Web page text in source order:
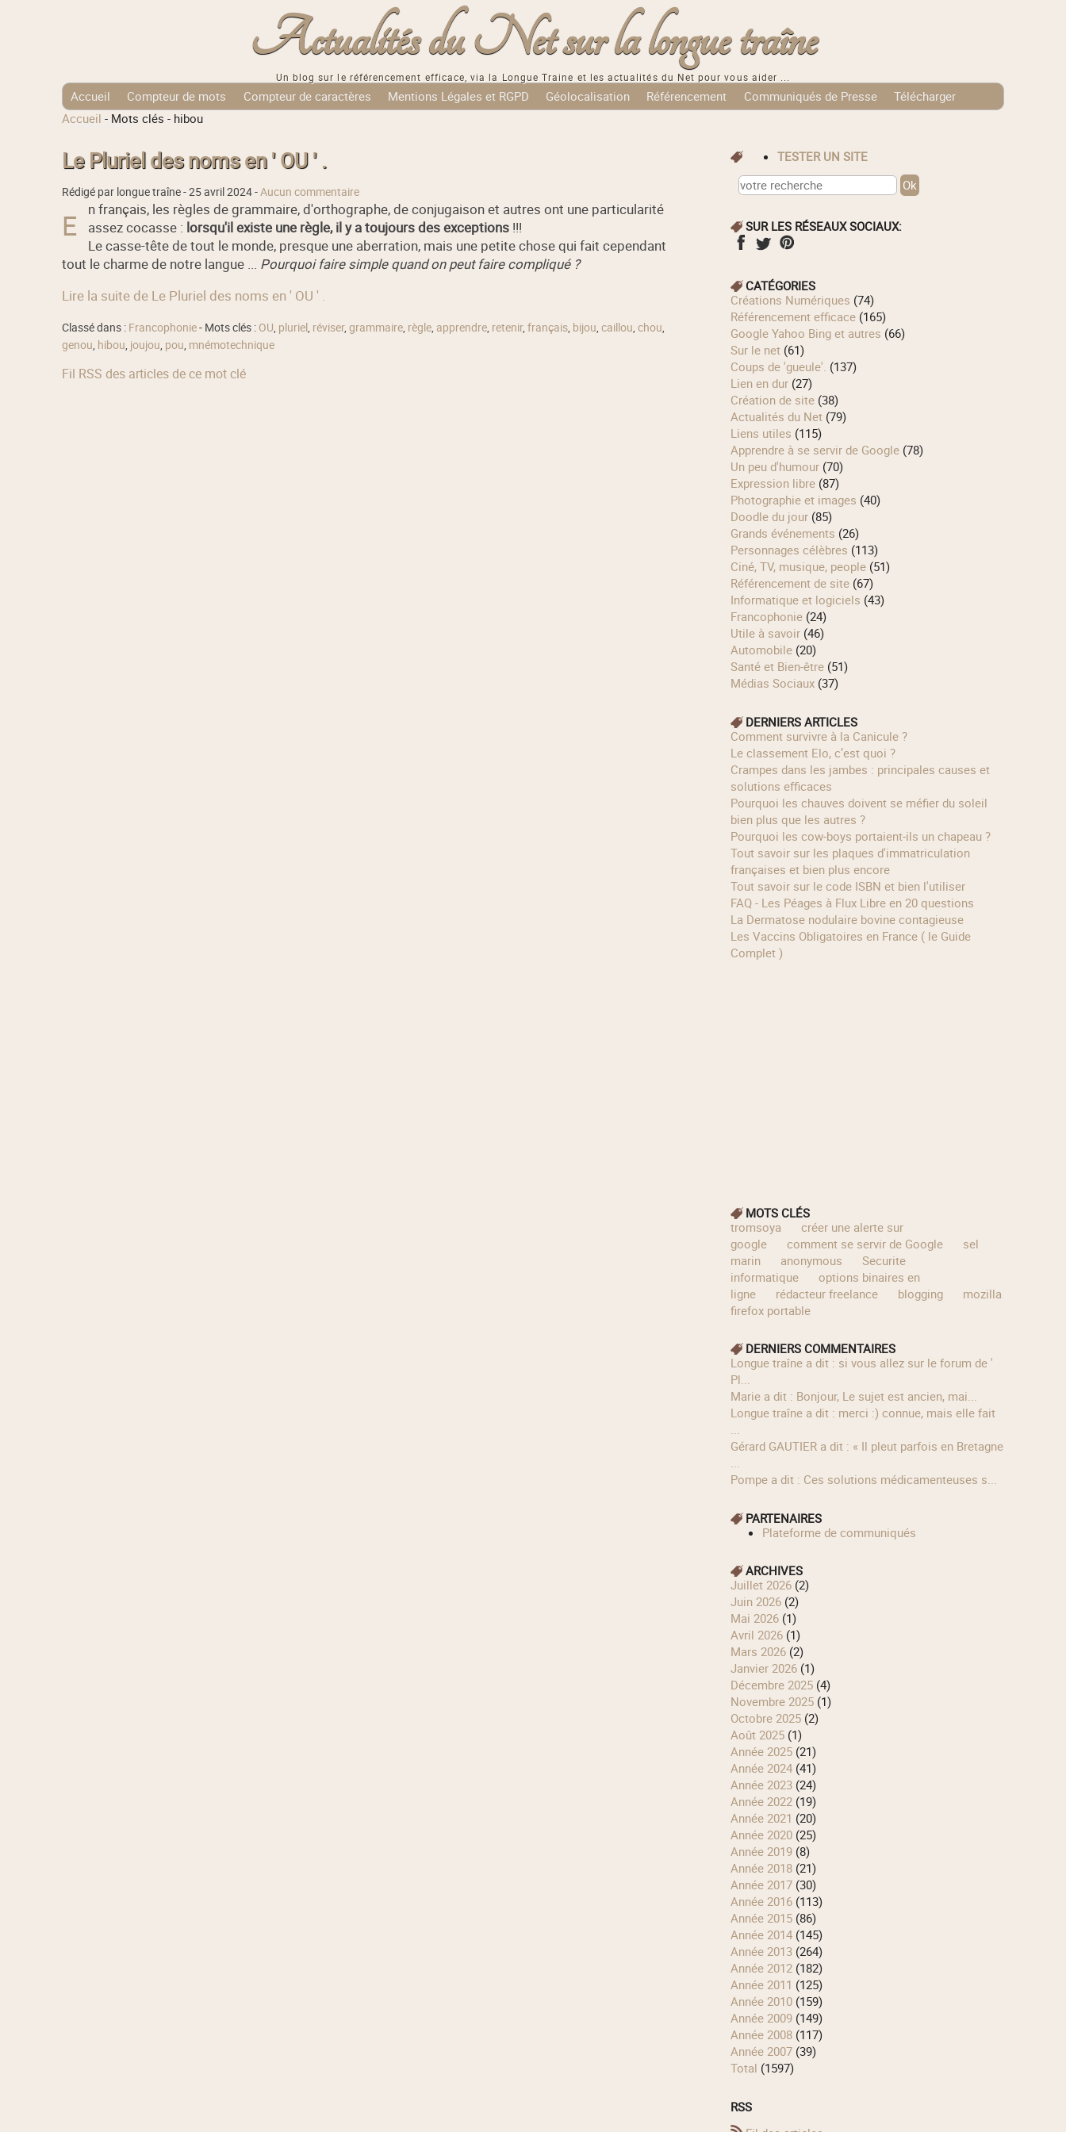
Actualités du Net sur la longue traîne
Un blog sur le référencement efficace, via la Longue Traine et les actualités du Net pour vous aider ...
Accueil Compteur de mots Compteur de caractères Mentions Légales et RGPD Géolocalisation Référencement Communiqués de Presse
Télécharger
Tags Cloud
Accueil - Mots clés - hibou
Le Pluriel des noms en ' OU ' .
Rédigé par longue traîne -25 avril 2024-Aucun commentaire
E
n français, les règles de grammaire, d'orthographe, de conjugaison et autres ont une particularité
assez cocasse : lorsqu'il existe une règle, il y a toujours des exceptions!!!
Le casse-tête de tout le monde, presque une aberration, mais une petite chose qui fait cependant
tout le charme de notre langue ... Pourquoi faire simple quand on peut faire compliqué ?
Lire la suite de Le Pluriel des noms en ' OU ' .
Classé dans : Francophonie- Mots clés : OU, pluriel, réviser, grammaire, règle, apprendre, retenir, français, bijou, caillou, chou,
genou, hibou, joujou, pou, mnémotechnique
Fil RSS des articles de ce mot clé
TESTER UN SITE
SUR LES RÉSEAUX SOCIAUX:
CATÉGORIES
Créations Numériques (74)
Référencement efficace(165)
Google Yahoo Bing et autres (66)
Sur le net(61)
Coups de 'gueule'. (137)
Lien en dur(27)
Création de site(38)
Actualités du Net(79)
Liens utiles (115)
Apprendre à se servir de Google(78)
Un peu d'humour(70)
Expression libre(87)
Photographie et images (40)
Doodle du jour(85)
Grands événements (26)
Personnages célèbres (113)
Ciné, TV, musique, people(51)
Référencement de site(67)
Informatique et logiciels (43)
Francophonie(24)
Utile à savoir(46)
Automobile(20)
Santé et Bien-être(51)
Médias Sociaux(37)
DERNIERS ARTICLES
Comment survivre à la Canicule ?
Le classement Elo, c’est quoi ?
Crampes dans les jambes : principales causes et
solutions efficaces
Pourquoi les chauves doivent se méfier du soleil
bien plus que les autres ?
Pourquoi les cow‑boys portaient‑ils un chapeau ?
Tout savoir sur les plaques d'immatriculation
françaises et bien plus encore
Tout savoir sur le code ISBN et bien l'utiliser
FAQ - Les Péages à Flux Libre en 20 questions
La Dermatose nodulaire bovine contagieuse
Les Vaccins Obligatoires en France ( le Guide
Complet )
MOTS CLÉS
tromsoya
créer une alerte sur
google
comment se servir de Google
sel
marin
anonymous
Securite
informatique
options binaires en
ligne
rédacteur freelance blogging
mozilla
firefox portable
DERNIERS COMMENTAIRES
longue traîne a dit : si vous allez sur le forum de '
Pl...
Marie a dit : Bonjour, Le sujet est ancien, mai...
longue traîne a dit : merci :) connue, mais elle fait
...
Gérard GAUTIER a dit : « Il pleut parfois en Bretagne
...
Pompe a dit : Ces solutions médicamenteuses s...
PARTENAIRES
Plateforme de communiqués
ARCHIVES
juillet 2026(2)
juin 2026(2)
mai 2026(1)
avril 2026(1)
mars 2026(2)
janvier 2026(1)
décembre 2025(4)
novembre 2025(1)
octobre 2025(2)
août 2025(1)
année 2025(21)
année 2024(41)
année 2023(24)
année 2022(19)
année 2021 (20)
année 2020(25)
année 2019(8)
année 2018(21)
année 2017(30)
année 2016(113)
année 2015(86)
année 2014(145)
année 2013(264)
année 2012(182)
année 2011 (125)
année 2010(159)
année 2009(149)
année 2008(117)
année 2007(39)
total (1597)
RSS